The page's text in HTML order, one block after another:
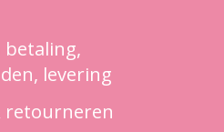
betaling,
levering
retourneren